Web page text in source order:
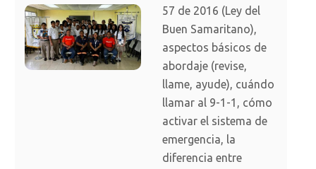
57 de 2016 (Ley del
Buen Samaritano),
aspectos básicos de
abordaje (revise,
llame, ayude), cuándo
llamar al 9-1-1, cómo
activar el sistema de
emergencia, la
diferencia entre